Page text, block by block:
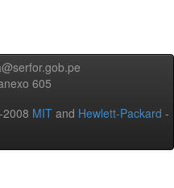
605
MIT and Hewlett-Packard -